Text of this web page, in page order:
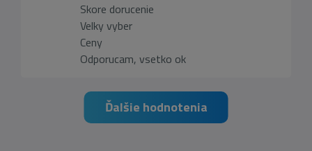
Skore dorucenie
Velky vyber
Ceny
Odporucam, vsetko ok
Ďalšie hodnotenia